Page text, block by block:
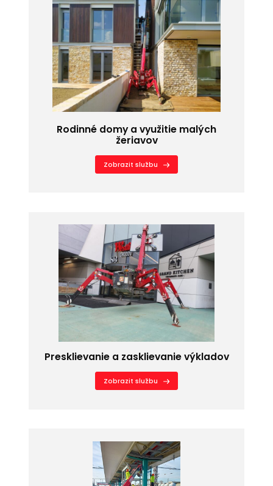
Rodinné domy a využitie malých
žeriavov
Zobrazit službu
Presklievanie a zasklievanie výkladov
Zobrazit službu